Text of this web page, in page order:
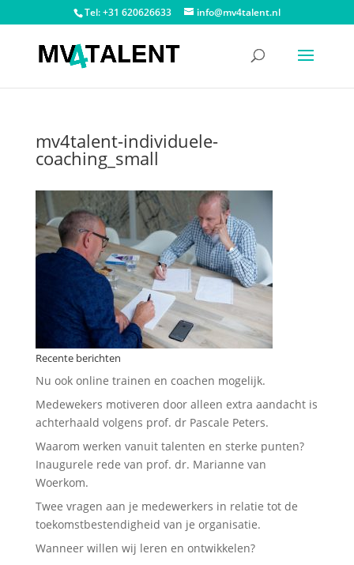
Tel: +31 620626633 info@mv4talent.nl
mv4talent-individuele-
coaching_small
Recente berichten
Nu ook online trainen en coachen mogelijk.
Medewekers motiveren door alleen extra aandacht is
achterhaald volgens prof. dr Pascale Peters.
Waarom werken vanuit talenten en sterke punten?
Inaugurele rede van prof. dr. Marianne van
Woerkom.
Twee vragen aan je medewerkers in relatie tot de
toekomstbestendigheid van je organisatie.
Wanneer willen wij leren en ontwikkelen?